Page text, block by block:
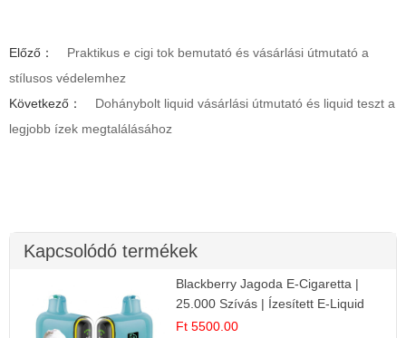
Előző：
Praktikus e cigi tok bemutató és vásárlási útmutató a
stílusos védelemhez
Következő：
Dohánybolt liquid vásárlási útmutató és liquid teszt a
legjobb ízek megtalálásához
Kapcsolódó termékek
Blackberry Jagoda E-Cigaretta |
25.000 Szívás | Ízesített E-Liquid
Ft 5500.00